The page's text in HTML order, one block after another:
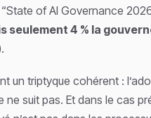
of AI Governance
seulement 4 % la
un triptyque cohérent :
ne suit pas. Et dans le cas